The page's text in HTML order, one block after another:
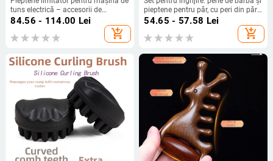
tuns electrică – accesorii de
coafură, în mai multe culori
84.56 - 114.00 Lei
add_shopping_cart
pieptene pentru păr, cu peri din păr
de porc și pieptene cu vârf de
54.65 - 57.58 Lei
add_shopping_cart